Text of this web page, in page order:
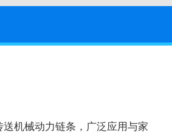
机械动力链条，广泛应用与家